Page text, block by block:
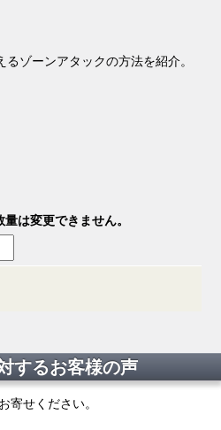
ゾーンアタックの方法を紹介。
は変更できません。
するお客様の声
寄せください。